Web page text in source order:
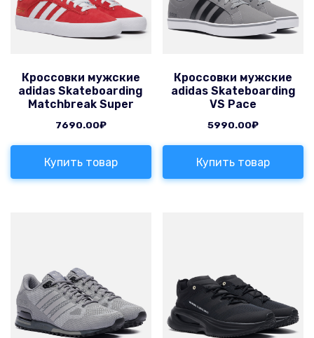
Кроссовки мужские
adidas Skateboarding
Matchbreak Super
7690.00₽
Купить товар
Кроссовки мужские
adidas Skateboarding
VS Pace
5990.00₽
Купить товар